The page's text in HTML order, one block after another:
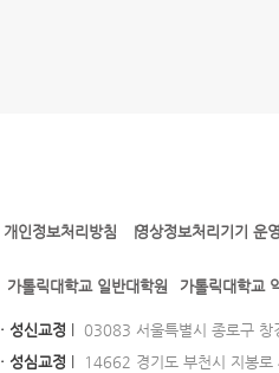
l l
개인정보처리방침 영상정보처리기기 운
가톨릭대학교 일반대학원 가톨릭대학교
· 성신교정
03083 서울특별시 종로구
· 성심교정
14662 경기도 부천시 지봉